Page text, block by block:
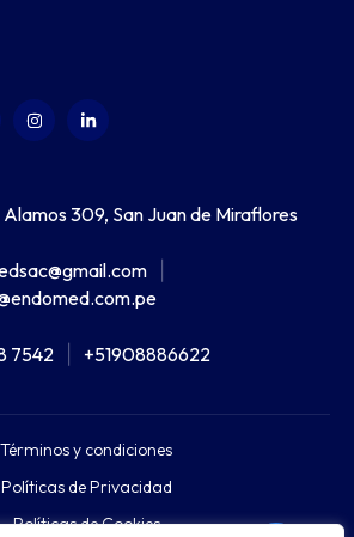
Alamos 309, San Juan de Miraflores
7542 +51908886622
Términos y condiciones
Políticas de Privacidad
Políticas de Cookies